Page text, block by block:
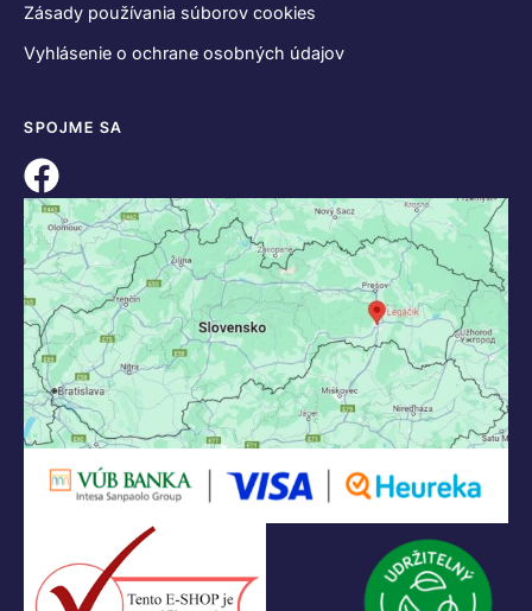
Zásady používania súborov cookies
Vyhlásenie o ochrane osobných údajov
SPOJME SA